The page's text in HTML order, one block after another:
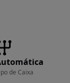
de Caixa